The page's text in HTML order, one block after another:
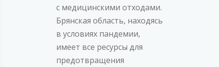
с медицинскими отходами.
Брянская область, находясь
в условиях пандемии,
имеет все ресурсы для
предотвращения